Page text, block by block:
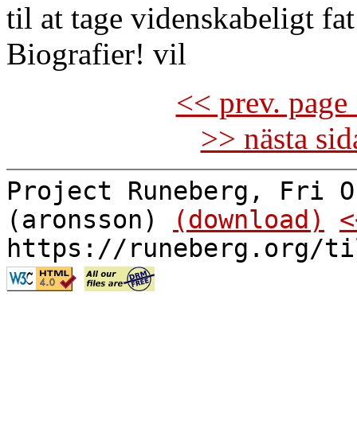
til at tage videnskabeligt
Biografier! vil
<< prev.
>> nästa
Project Runeberg, Fri
(aronsson)
(download)
https://runeberg.org/